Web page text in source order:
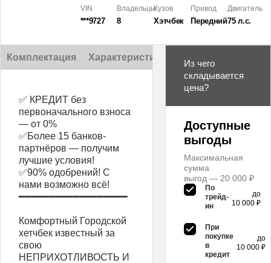
VIN
***9727
Владельцы
8
Кузов
Хэтчбек
Привод
Передний
Двигатель
75 л.с.
Комплектация Характеристики
✅ КРЕДИТ без
первоначального взноса
— от 0%
✅Более 15 банков-
партнёров — получим
лучшие условия!
✅90% одобрений! С
нами возможно всё!
━━━━━━━━━━━━━━━━━━
Комфортный Городской
хетчбек известный за
свою
НЕПРИХОТЛИВОСТЬ И
Из чего
складывается
цена?
Доступные
выгоды
Максимальная
сумма
выгод — 20 000 ₽
По
трейд-
ин
до
10 000 ₽
При
покупке
в
кредит
до
10 000 ₽